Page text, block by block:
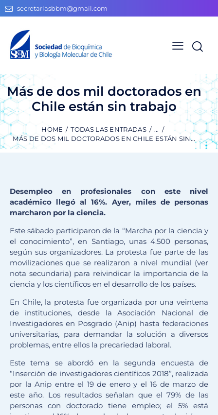
secretariasbbm@gmail.com
Más de dos mil doctorados en
Chile están sin trabajo
HOME TODAS LAS ENTRADAS
...
MÁS DE DOS MIL DOCTORADOS EN CHILE ESTÁN SIN...
Desempleo en profesionales con este nivel
académico llegó al 16%. Ayer, miles de personas
marcharon por la ciencia.
Este sábado participaron de la “Marcha por la ciencia y
el conocimiento”, en Santiago, unas 4.500 personas,
según sus organizadores. La protesta fue parte de las
movilizaciones que se realizaron a nivel mundial (ver
nota secundaria) para reivindicar la importancia de la
ciencia y los científicos en el desarrollo de los países.
En Chile, la protesta fue organizada por una veintena
de instituciones, desde la Asociación Nacional de
Investigadores en Posgrado (Anip) hasta federaciones
universitarias, para demandar la solución a diversos
problemas, entre ellos la precariedad laboral.
Este tema se abordó en la segunda encuesta de
“Inserción de investigadores científicos 2018”, realizada
por la Anip entre el 19 de enero y el 16 de marzo de
este año. Los resultados señalan que el 79% de las
personas con doctorado tiene empleo; el 5% está